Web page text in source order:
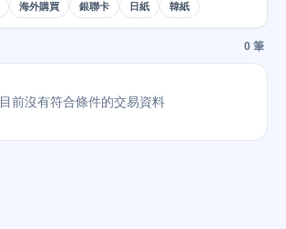
海外購買 銀聯卡 日紙 韓紙
0 筆
目前沒有符合條件的交易資料